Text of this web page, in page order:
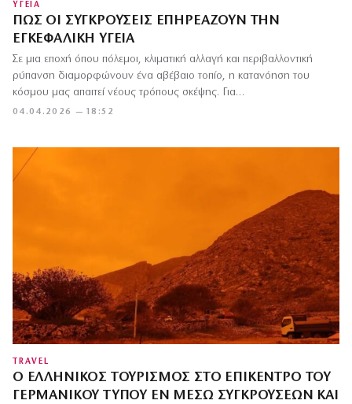
ΥΓΕΙΑ
ΠΏΣ ΟΙ ΣΥΓΚΡΟΎΣΕΙΣ ΕΠΗΡΕΆΖΟΥΝ ΤΗΝ
ΕΓΚΕΦΑΛΙΚΉ ΥΓΕΊΑ
04.04.2026 — 18:52
Σε μια εποχή όπου πόλεμοι, κλιματική αλλαγή και περιβαλλοντική
ρύπανση διαμορφώνουν ένα αβέβαιο τοπίο, η κατανόηση του
κόσμου μας απαιτεί νέους τρόπους σκέψης. Για…
TRAVEL
Ο ΕΛΛΗΝΙΚΌΣ ΤΟΥΡΙΣΜΌΣ ΣΤΟ ΕΠΊΚΕΝΤΡΟ ΤΟΥ
ΓΕΡΜΑΝΙΚΟΎ ΤΎΠΟΥ ΕΝ ΜΈΣΩ ΣΥΓΚΡΟΎΣΕΩΝ ΚΑΙ